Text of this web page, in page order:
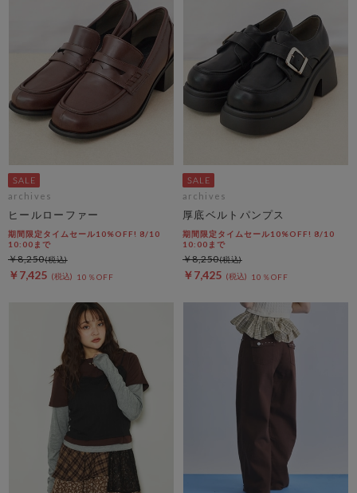
archives
ヒールローファー
期間限定タイムセール10%OFF! 8/10
10:00まで
￥7,425 10％OFF
￥8,250
archives
厚底ベルトパンプス
期間限定タイムセール10%OFF! 8/10
10:00まで
￥7,425 10％OFF
￥8,250